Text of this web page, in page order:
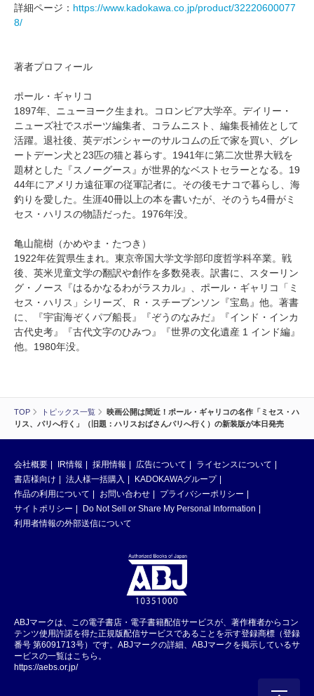
TOP トピックス一覧
映画公開は間近！ポール・ギャリコの名作「ミセス・ハ
リス、パリへ行く」（旧題：ハリスおばさんパリへ行く）の新装版が本日発売
詳細ページ： https://www.kadokawa.co.jp/product/32220600077
8/
著者プロフィール
ポール・ギャリコ
1897年、ニューヨーク生まれ。コロンビア大学卒。デイリー・
ニューズ社でスポーツ編集者、コラムニスト、編集長補佐として
活躍。退社後、英デボンシャーのサルコムの丘で家を買い、グレ
ートデーン犬と23匹の猫と暮らす。1941年に第二次世界大戦を
題材とした『スノーグース』が世界的なベストセラーとなる。19
44年にアメリカ遠征軍の従軍記者に。その後モナコで暮らし、海
釣りを愛した。生涯40冊以上の本を書いたが、そのうち4冊がミ
セス・ハリスの物語だった。1976年没。
亀山龍樹（かめやま・たつき）
1922年佐賀県生まれ。東京帝国大学文学部印度哲学科卒業。戦
後、英米児童文学の翻訳や創作を多数発表。訳書に、スターリン
グ・ノース『はるかなるわがラスカル』、ポール・ギャリコ「ミ
セス・ハリス」シリーズ、Ｒ・スチーブンソン『宝島』他。著書
に、『宇宙海ぞくパブ船長』『ぞうのなみだ』『インド・インカ
古代史考』『古代文字のひみつ』『世界の文化遺産 1 インド編』
他。1980年没。
会社概要 IR情報 採用情報 広告について
ライセンスについて
書店様向け
法人様一括購入
KADOKAWAグループ
作品の利用について
お問い合わせ
プライバシーポリシー
サイトポリシー
Do Not Sell or Share My Personal Information
利用者情報の外部送信について
ABJマークは、この電子書店・電子書籍配信サービスが、著作権者からコン
テンツ使用許諾を得た正規版配信サービスであることを示す登録商標（登録
番号 第6091713号）です。ABJマークの詳細、ABJマークを掲示しているサ
ービスの一覧はこちら。
https://aebs.or.jp/